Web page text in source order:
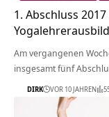
1. Abschluss
Am vergangenen
insgesamt fünf
DIRK VOR 10 JAHREN